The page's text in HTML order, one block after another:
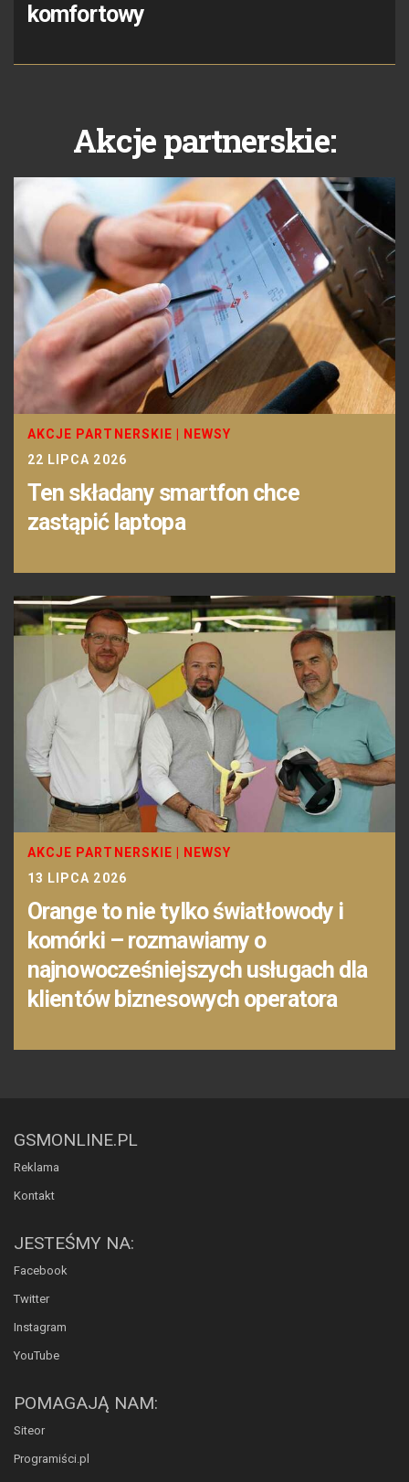
komfortowy
Akcje partnerskie:
AKCJE PARTNERSKIE
NEWSY
22 LIPCA 2026
Ten składany smartfon chce
zastąpić laptopa
AKCJE PARTNERSKIE
NEWSY
13 LIPCA 2026
Orange to nie tylko światłowody i
komórki – rozmawiamy o
najnowocześniejszych usługach dla
klientów biznesowych operatora
GSMONLINE.PL
Reklama
Kontakt
JESTEŚMY NA:
Facebook
Twitter
Instagram
YouTube
POMAGAJĄ NAM:
Siteor
Programiści.pl